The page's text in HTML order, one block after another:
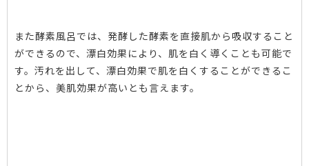
また酵素風呂では、発酵した酵素を直接肌から吸収すること
ができるので、漂白効果により、肌を白く導くことも可能で
す。汚れを出して、漂白効果で肌を白くすることができるこ
とから、美肌効果が高いとも言えます。